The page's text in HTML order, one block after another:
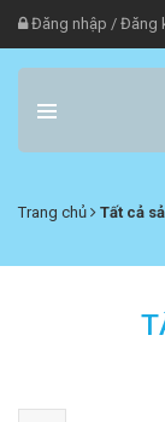
Đăng nhập / Đăng
Trang chủ Tất cả